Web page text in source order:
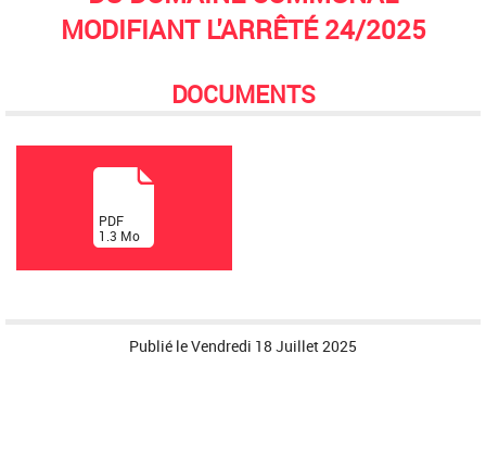
MODIFIANT L'ARRÊTÉ 24/2025
DOCUMENTS
(PDF
1.3 Mo
)
Publié leVendredi 18 Juillet 2025